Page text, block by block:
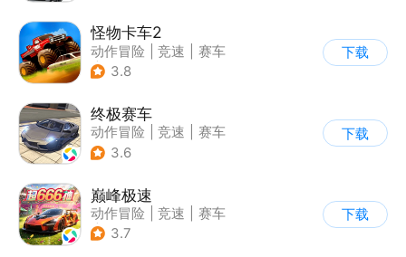
怪物卡车2
动作冒险 竞速
赛车
| 卡通
3.8
下载
终极赛车
动作冒险 竞速
赛车
3.6
下载
巅峰极速
动作冒险 竞速
赛车
| 漂移
3.7
下载